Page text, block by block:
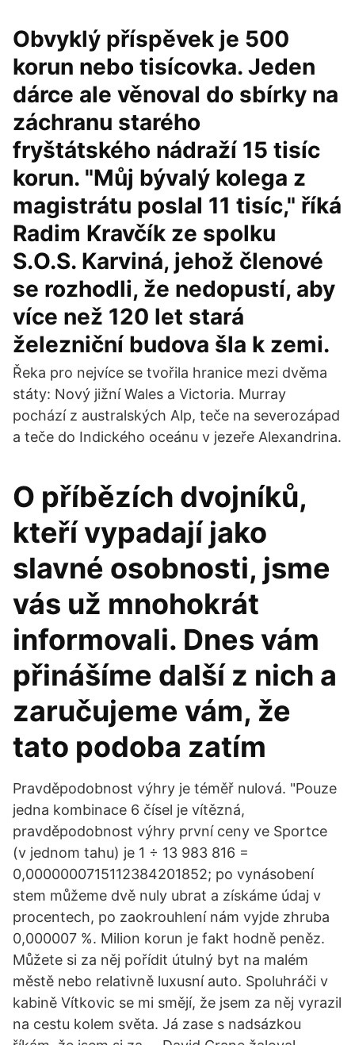
Obvyklý příspěvek je 500
korun nebo tisícovka. Jeden
dárce ale věnoval do sbírky na
záchranu starého
fryštátského nádraží 15 tisíc
korun. "Můj bývalý kolega z
magistrátu poslal 11 tisíc," říká
Radim Kravčík ze spolku
S.O.S. Karviná, jehož členové
se rozhodli, že nedopustí, aby
více než 120 let stará
železniční budova šla k zemi.
Řeka pro nejvíce se tvořila hranice mezi dvěma
státy: Nový jižní Wales a Victoria. Murray
pochází z australských Alp, teče na severozápad
a teče do Indického oceánu v jezeře Alexandrina.
O příbězích dvojníků,
kteří vypadají jako
slavné osobnosti, jsme
vás už mnohokrát
informovali. Dnes vám
přinášíme další z nich a
zaručujeme vám, že
tato podoba zatím
Pravděpodobnost výhry je téměř nulová. "Pouze
jedna kombinace 6 čísel je vítězná,
pravděpodobnost výhry první ceny ve Sportce
(v jednom tahu) je 1 ÷ 13 983 816 =
0,0000000715112384201852; po vynásobení
stem můžeme dvě nuly ubrat a získáme údaj v
procentech, po zaokrouhlení nám vyjde zhruba
0,000007 %. Milion korun je fakt hodně peněz.
Můžete si za něj pořídit útulný byt na malém
městě nebo relativně luxusní auto. Spoluhráči v
kabině Vítkovic se mi smějí, že jsem za něj vyrazil
na cestu kolem světa. Já zase s nadsázkou